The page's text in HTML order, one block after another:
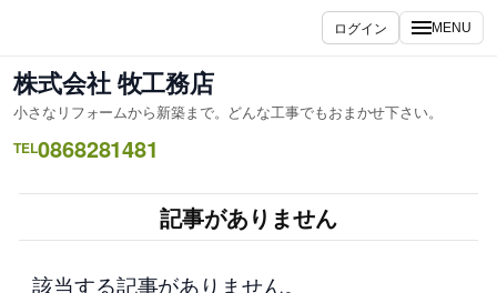
を
ス
キ
ッ
ログイン MENU
株式会社 牧工務店
小さなリフォームから新築まで。どんな工事でもおまかせ下さい。
TEL0868281481
記事がありません
該当する記事がありません。